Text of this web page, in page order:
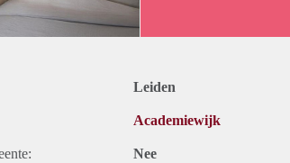
Leiden
Academiewijk
Nee